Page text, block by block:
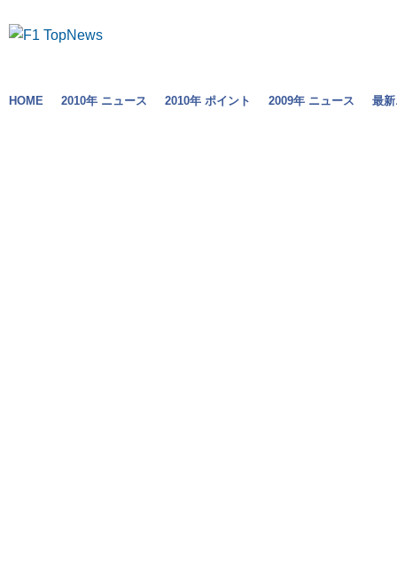
HOME 2010年 ニュース 2010年 ポイント 2009年 ニュース 最